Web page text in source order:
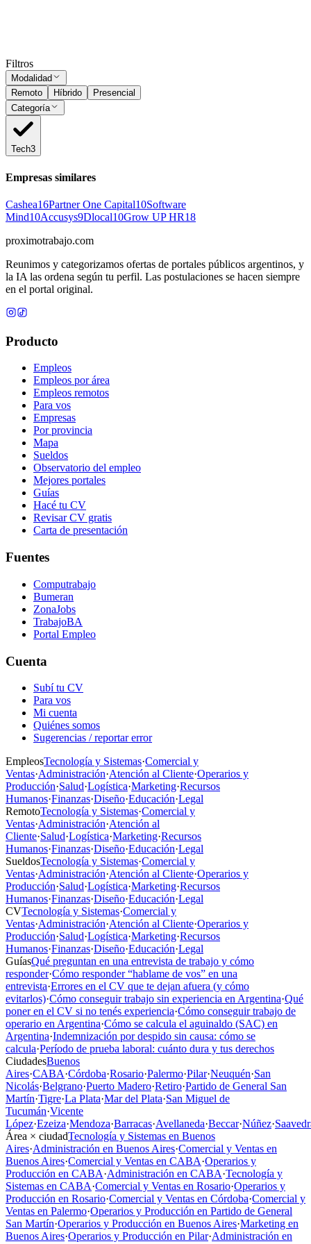
Filtros
Modalidad
Remoto
Híbrido
Presencial
Categoría
Tech3
Empresas similares
Cashea16Partner One Capital10Software
Mind10Accusys9Dlocal10Grow UP HR18
proximotrabajo.com
Reunimos y categorizamos ofertas de portales públicos argentinos, y
la IA las ordena según tu perfil. Las postulaciones se hacen siempre
en el portal original.
Producto
Empleos
Empleos por área
Empleos remotos
Para vos
Empresas
Por provincia
Mapa
Sueldos
Observatorio del empleo
Mejores portales
Guías
Hacé tu CV
Revisar CV gratis
Carta de presentación
Fuentes
Computrabajo
Bumeran
ZonaJobs
TrabajoBA
Portal Empleo
Cuenta
Subí tu CV
Para vos
Mi cuenta
Quiénes somos
Sugerencias / reportar error
EmpleosTecnología y Sistemas·Comercial y
Ventas·Administración·Atención al Cliente·Operarios y
Producción·Salud·Logística·Marketing·Recursos
Humanos·Finanzas·Diseño·Educación·Legal
RemotoTecnología y Sistemas·Comercial y
Ventas·Administración·Atención al
Cliente·Salud·Logística·Marketing·Recursos
Humanos·Finanzas·Diseño·Educación·Legal
SueldosTecnología y Sistemas·Comercial y
Ventas·Administración·Atención al Cliente·Operarios y
Producción·Salud·Logística·Marketing·Recursos
Humanos·Finanzas·Diseño·Educación·Legal
CVTecnología y Sistemas·Comercial y
Ventas·Administración·Atención al Cliente·Operarios y
Producción·Salud·Logística·Marketing·Recursos
Humanos·Finanzas·Diseño·Educación·Legal
GuíasQué preguntan en una entrevista de trabajo y cómo
responder·Cómo responder “hablame de vos” en una
entrevista·Errores en el CV que te dejan afuera (y cómo
evitarlos)·Cómo conseguir trabajo sin experiencia en Argentina·Qué
poner en el CV si no tenés experiencia·Cómo conseguir trabajo de
operario en Argentina·Cómo se calcula el aguinaldo (SAC) en
Argentina·Indemnización por despido sin causa: cómo se
calcula·Período de prueba laboral: cuánto dura y tus derechos
CiudadesBuenos
Aires·CABA·Córdoba·Rosario·Palermo·Pilar·Neuquén·San
Nicolás·Belgrano·Puerto Madero·Retiro·Partido de General San
Martín·Tigre·La Plata·Mar del Plata·San Miguel de
Tucumán·Vicente
López·Ezeiza·Mendoza·Barracas·Avellaneda·Beccar·Núñez·
Área × ciudadTecnología y Sistemas en Buenos
Aires·Administración en Buenos Aires·Comercial y Ventas en
Buenos Aires·Comercial y Ventas en CABA·Operarios y
Producción en CABA·Administración en CABA·Tecnología y
Sistemas en CABA·Comercial y Ventas en Rosario·Operarios y
Producción en Rosario·Comercial y Ventas en Córdoba·Comercial y
Ventas en Palermo·Operarios y Producción en Partido de General
San Martín·Operarios y Producción en Buenos Aires·Marketing en
Buenos Aires·Operarios y Producción en Pilar·Administración en